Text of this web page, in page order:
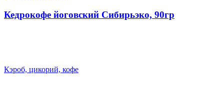
Кедрокофе йоговский Сибирьэко, 90гр
Кэроб, цикорий, кофе